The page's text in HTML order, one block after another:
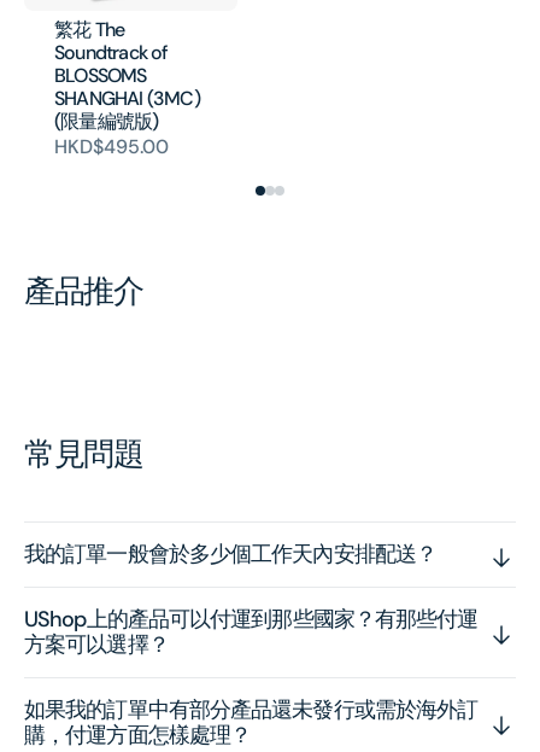
繁花 The
Soundtrack of
BLOSSOMS
SHANGHAI (3MC)
(限量編號版)
HKD$495.00
產品推介
常見問題
我的訂單一般會於多少個工作天內安排配送？
UShop上的產品可以付運到那些國家？有那些付運
方案可以選擇？
如果我的訂單中有部分產品還未發行或需於海外訂
購，付運方面怎樣處理？